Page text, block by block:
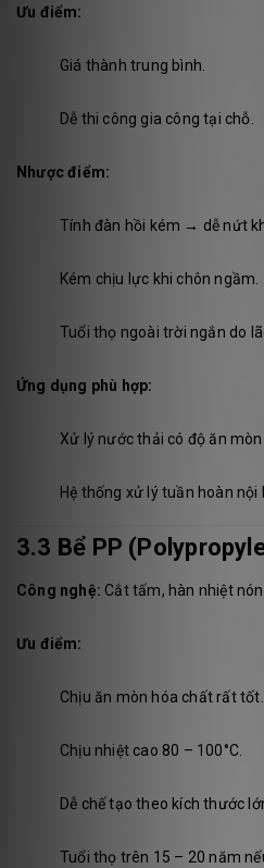
Ưu điểm:
Giá thành trung bình.
Dễ thi công gia công tại chỗ.
Nhược điểm:
Tính đàn hồi kém → dễ nứt
Kém chịu lực khi chôn ngầm.
Tuổi thọ ngoài trời ngắn do
Ứng dụng phù hợp:
Xử lý nước thải có độ ăn
Hệ thống xử lý tuần hoàn nội
3.3 Bể PP
Công nghệ: Cắt tấm, hàn nhiệt
Ưu điểm:
Chịu ăn mòn hóa chất rất tốt.
Chịu nhiệt cao 80 – 100°C.
Dễ chế tạo theo kích thước
Tuổi thọ trên 15 – 20 năm